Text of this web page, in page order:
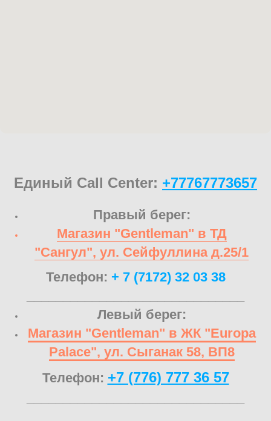
Единый Call Center: +77767773657
Правый берег:
Магазин "Gentleman" в ТД
"Сангул", ул. Сейфуллина д.25/1
Телефон: + 7 (7172) 32 03 38
Левый берег:
Магазин "Gentleman" в ЖК "Europa
Palace", ул. Сыганак 58, ВП8
Телефон: +7 (776) 777 36 57